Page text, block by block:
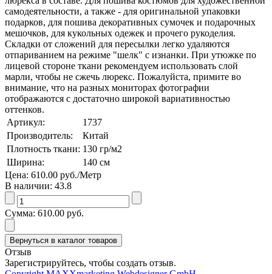
самодеятельности, а также - для оригинальной упаковки
подарков, для пошива декоративных сумочек и подарочных
мешочков, для кукольных одежек и прочего рукоделия.
Складки от сложений для пересылки легко удаляются
отпариванием на режиме "шелк" с изнанки. При утюжке по
лицевой стороне ткани рекомендуем использовать слой
марли, чтобы не сжечь люрекс. Пожалуйста, примите во
внимание, что на разных мониторах фотографии
отображаются с достаточно широкой вариативностью
оттенков.
Артикул:
1737
Производитель:
Китай
Плотность ткани: 130 гр/м2
Ширина:
140 см
Цена: 610.00 руб./Метр
В наличии: 43.8
Сумма: 610.00 руб.
Отзыв
Зарегистрируйтесь, чтобы создать отзыв.